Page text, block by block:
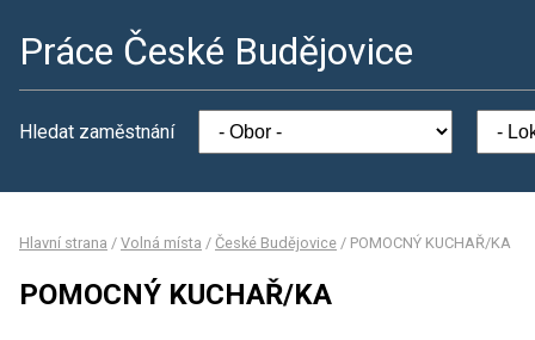
Práce České Budějovice
Hledat zaměstnání
Hlavní strana / Volná místa / České Budějovice / POMOCNÝ KUCHAŘ/KA
POMOCNÝ KUCHAŘ/KA